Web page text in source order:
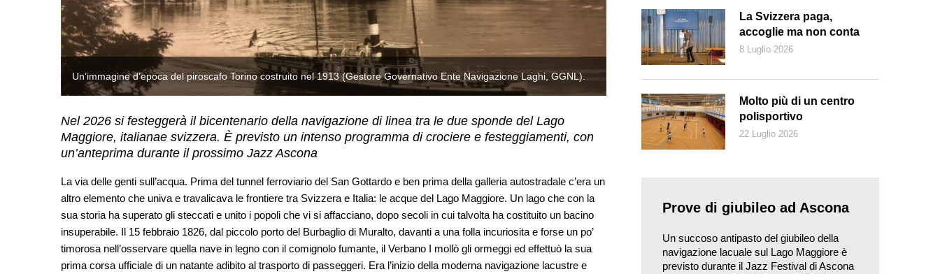
Un’immagine d’epoca del piroscafo Torino costruito nel 1913 (Gestore Governativo Ente Navigazione Laghi, GGNL). Un’immagine d’epoca del piroscafo Torino costruito nel 1913 (Gestore
Nel 2026 si festeggerà il bicentenario della navigazione di linea tra le due sponde del Lago
Maggiore, italianae svizzera. È previsto un intenso programma di crociere e festeggiamenti, con
un’anteprima durante il prossimo Jazz Ascona
La via delle genti sull’acqua. Prima del tunnel ferroviario del San Gottardo e ben prima della galleria autostradale c’era un
altro elemento che univa e travalicava le frontiere tra Svizzera e Italia: le acque del Lago Maggiore. Un lago che con la
sua storia ha superato gli steccati e unito i popoli che vi si affacciano, dopo secoli in cui talvolta ha costituito un bacino
insuperabile. Il 15 febbraio 1826, dal piccolo porto del Burbaglio di Muralto, davanti a una folla incuriosita e forse un po’
timorosa nell’osservare quella nave in legno con il comignolo fumante, il Verbano I mollò gli ormeggi ed effettuò la sua
prima corsa ufficiale di un natante adibito al trasporto di passeggeri. Era l’inizio della moderna navigazione lacustre e
La Svizzera paga,
accoglie ma non conta
8 Luglio 2026
Molto più di un centro
polisportivo
22 Luglio 2026
Prove di giubileo ad Ascona
Un succoso antipasto del giubileo della
navigazione lacuale sul Lago Maggiore è
previsto durante il Jazz Festival di Ascona